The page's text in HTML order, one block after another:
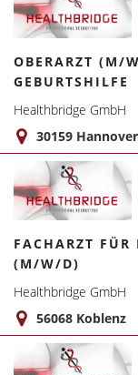
OBERARZT (M/
GEBURTSHILFE
Healthbridge GmbH
30159 Hannover
FACHARZT
(M/W/D)
Healthbridge GmbH
56068 Koblenz